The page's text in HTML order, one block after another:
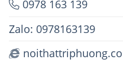
0978 163 139
Zalo: 0978163139